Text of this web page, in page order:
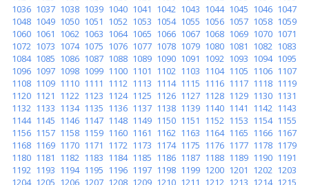
1036 1037 1038 1039 1040 1041 1042 1043 1044 1045 1046 1047
1048 1049 1050 1051 1052 1053 1054 1055 1056 1057 1058 1059
1060 1061 1062 1063 1064 1065 1066 1067 1068 1069 1070 1071
1072 1073 1074 1075 1076 1077 1078 1079 1080 1081 1082 1083
1084 1085 1086 1087 1088 1089 1090 1091 1092 1093 1094 1095
1096 1097 1098 1099 1100 1101 1102 1103 1104 1105 1106 1107
1108 1109 1110 1111 1112 1113 1114 1115 1116 1117 1118 1119
1120 1121 1122 1123 1124 1125 1126 1127 1128 1129 1130 1131
1132 1133 1134 1135 1136 1137 1138 1139 1140 1141 1142 1143
1144 1145 1146 1147 1148 1149 1150 1151 1152 1153 1154 1155
1156 1157 1158 1159 1160 1161 1162 1163 1164 1165 1166 1167
1168 1169 1170 1171 1172 1173 1174 1175 1176 1177 1178 1179
1180 1181 1182 1183 1184 1185 1186 1187 1188 1189 1190 1191
1192 1193 1194 1195 1196 1197 1198 1199 1200 1201 1202 1203
1204 1205 1206 1207 1208 1209 1210 1211 1212 1213 1214 1215